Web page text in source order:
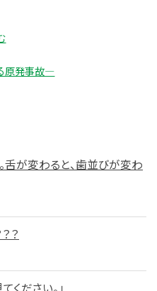
原発事故―
舌が変わると、歯並びが変わ
？